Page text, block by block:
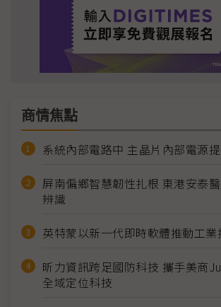
商情焦點
系統內部電路中 主晶片內部電源
屏南偏鄉智慧韌性扎根 東港安泰
辨識
英特蒙以新一代即時軟體推動工業
昕力資訊跨足國防科技 攜手美商
全域定位科技